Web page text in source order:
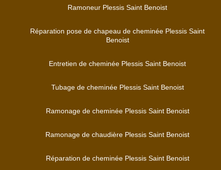
Ramoneur Plessis Saint Benoist
Réparation pose de chapeau de cheminée Plessis Saint
Benoist
Entretien de cheminée Plessis Saint Benoist
Tubage de cheminée Plessis Saint Benoist
Ramonage de cheminée Plessis Saint Benoist
Ramonage de chaudière Plessis Saint Benoist
Réparation de cheminée Plessis Saint Benoist